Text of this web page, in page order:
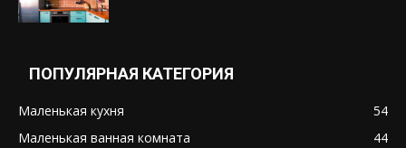
ПОПУЛЯРНАЯ КАТЕГОРИЯ
Маленькая кухня
54
Маленькая ванная комната
44